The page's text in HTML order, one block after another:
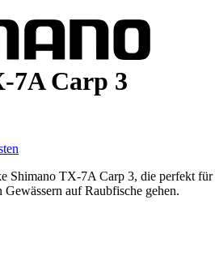
7A Carp 3
Shimano TX-7A Carp 3, die perfekt für
auf Raubfische gehen.